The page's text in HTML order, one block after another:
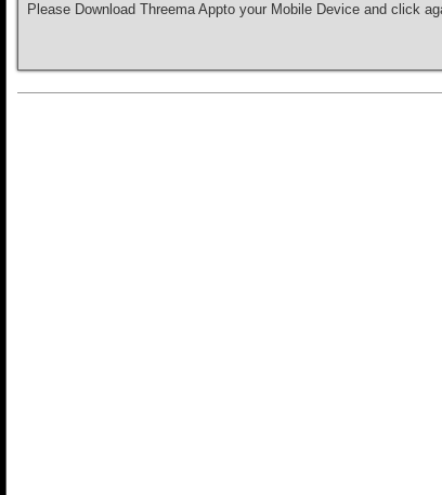
Please Download Threema Appto your Mobile Device and click